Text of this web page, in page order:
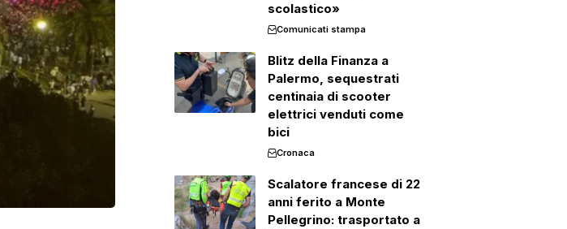
scolastico»
Comunicati stampa
Blitz della Finanza a
Palermo, sequestrati
centinaia di scooter
elettrici venduti come
bici
Cronaca
Scalatore francese di 22
anni ferito a Monte
Pellegrino: trasportato a